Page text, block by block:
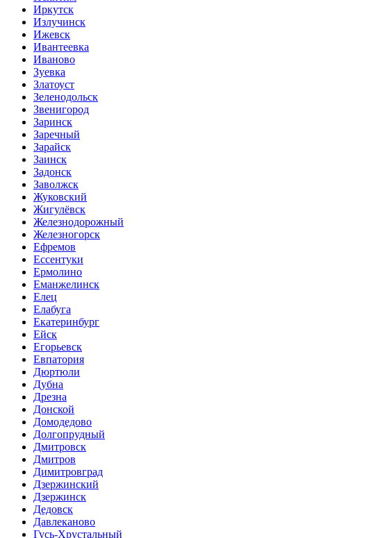
Иркутск
Излучинск
Ижевск
Ивантеевка
Иваново
Зуевка
Златоуст
Зеленодольск
Звенигород
Заринск
Заречный
Зарайск
Заинск
Задонск
Заволжск
Жуковский
Жигулёвск
Железнодорожный
Железногорск
Ефремов
Ессентуки
Ермолино
Еманжелинск
Елец
Елабуга
Екатеринбург
Ейск
Егорьевск
Евпатория
Дюртюли
Дубна
Дрезна
Донской
Домодедово
Долгопрудный
Дмитровск
Дмитров
Димитровград
Дзержинский
Дзержинск
Дедовск
Давлеканово
Гусь-Хрустальный